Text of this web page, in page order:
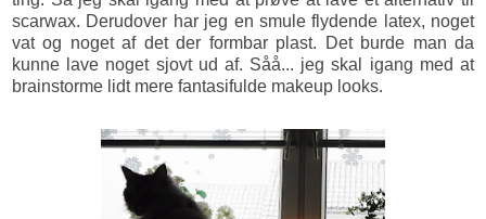
scarwax. Derudover har jeg en smule flydende latex, noget
vat og noget af det der formbar plast. Det burde man da
kunne lave noget sjovt ud af. Såå... jeg skal igang med at
brainstorme lidt mere fantasifulde makeup looks.